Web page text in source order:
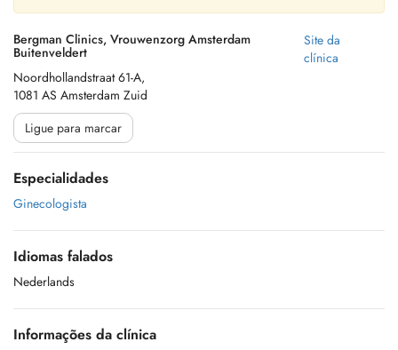
Bergman Clinics, Vrouwenzorg Amsterdam
Buitenveldert
Noordhollandstraat 61-A,
1081 AS Amsterdam Zuid
Site da
clínica
Ligue para marcar
Especialidades
Ginecologista
Idiomas falados
Nederlands
Informações da clínica